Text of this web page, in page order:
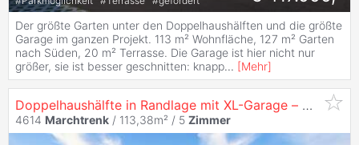
Der größte Garten unter den Doppelhaushälften und die größte
Garage im ganzen Projekt. 113 m² Wohnfläche, 127 m² Garten
nach Süden, 20 m² Terrasse. Die Garage ist hier nicht nur
größer, sie ist besser geschnitten: knapp... [Mehr]
Doppelhaushälfte in Randlage mit XL-Garage –
4614 Marchtrenk / 113,38m² / 5 Zimmer